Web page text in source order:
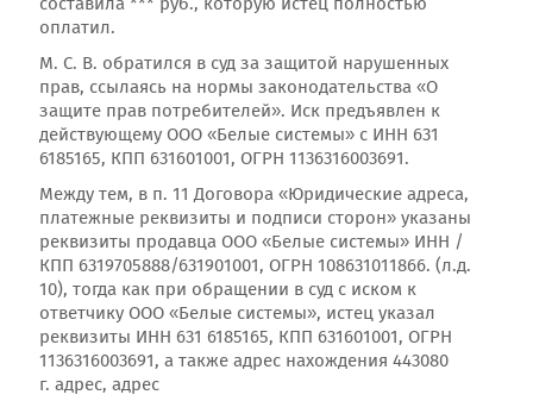
оплатил.
М. С. В. обратился в суд за защитой нарушенных
прав, ссылаясь на нормы законодательства «О
защите прав потребителей». Иск предъявлен к
действующему ООО «Белые системы» с ИНН 631
6185165, КПП 631601001, ОГРН 1136316003691.
Между тем, в п. 11 Договора «Юридические адреса,
платежные реквизиты и подписи сторон» указаны
реквизиты продавца ООО «Белые системы» ИНН /
КПП 6319705888/631901001, ОГРН 108631011866. (л.д.
10), тогда как при обращении в суд с иском к
ответчику ООО «Белые системы», истец указал
реквизиты ИНН 631 6185165, КПП 631601001, ОГРН
1136316003691, а также адрес нахождения 443080
г. адрес, адрес